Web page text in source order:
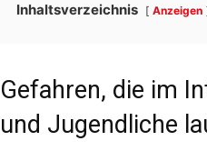
Inhaltsverzeichnis Anzeigen
Gefahren, die im
und Jugendliche